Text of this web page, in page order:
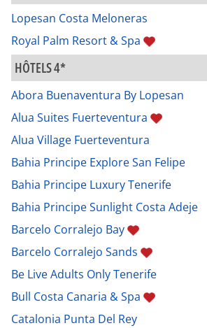
Lopesan Costa Meloneras
Royal Palm Resort & Spa
HÔTELS 4*
Abora Buenaventura By Lopesan
Alua Suites Fuerteventura
Alua Village Fuerteventura
Bahia Principe Explore San Felipe
Bahia Principe Luxury Tenerife
Bahia Principe Sunlight Costa Adeje
Barcelo Corralejo Bay
Barcelo Corralejo Sands
Be Live Adults Only Tenerife
Bull Costa Canaria & Spa
Catalonia Punta Del Rey